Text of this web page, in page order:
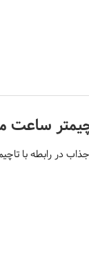
ساعت
در رابطه با